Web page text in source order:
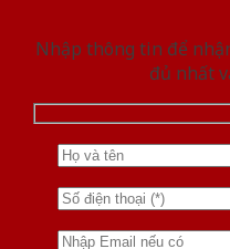
Nhập thông tin để
đủ nhất